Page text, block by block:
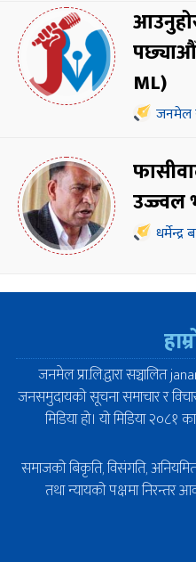
ML)
जनमेल
उज्ज्वल
धर्मेन्द्र
जनमेल प्रा.लि.द्वारा सञ्चालित
जनसमुदायको सूचना समाचार र
मिडिया हो। यो मिडिया
समाजको बिकृति, विसंगति,
तथा न्यायको पक्षमा निरन्तर